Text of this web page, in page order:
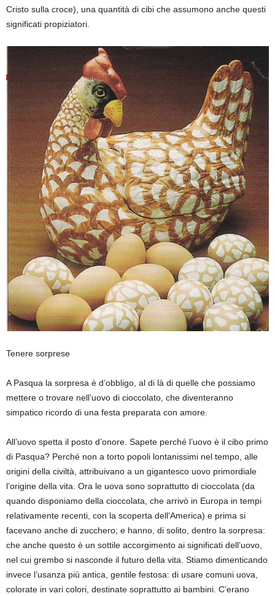
Cristo sulla croce), una quantità di cibi che assumono anche questi
significati propiziatori.
Tenere sorprese
A Pasqua la sorpresa è d’obbligo, al di là di quelle che possiamo
mettere o trovare nell’uovo di cioccolato, che diventeranno
simpatico ricordo di una festa preparata con amore.
All’uovo spetta il posto d’onore. Sapete perché l’uovo è il cibo primo
di Pasqua? Perché non a torto popoli lontanissimi nel tempo, alle
origini della civiltà, attribuivano a un gigantesco uovo primordiale
l’origine della vita. Ora le uova sono soprattutto di cioccolata (da
quando disponiamo della cioccolata, che arrivò in Europa in tempi
relativamente recenti, con la scoperta dell’America) e prima si
facevano anche di zucchero; e hanno, di solito, dentro la sorpresa:
che anche questo è un sottile accorgimento ai significati dell’uovo,
nel cui grembo si nasconde il futuro della vita. Stiamo dimenticando
invece l’usanza più antica, gentile festosa: di usare comuni uova,
colorate in vari colori, destinate soprattutto ai bambini. C’erano